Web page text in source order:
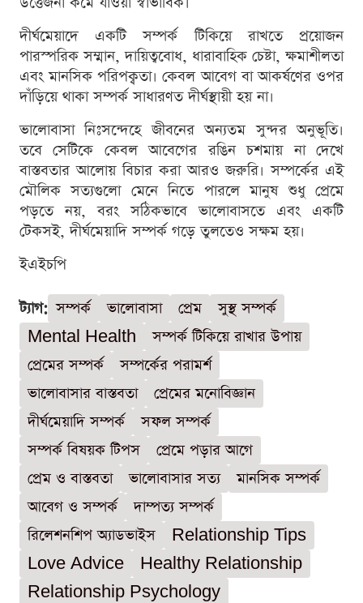
দীর্ঘমেয়াদে একটি সম্পর্ক টিকিয়ে রাখতে প্রয়োজন
পারস্পরিক সম্মান, দায়িত্ববোধ, ধারাবাহিক চেষ্টা, ক্ষমাশীলতা
এবং মানসিক পরিপক্বতা। কেবল আবেগ বা আকর্ষণের ওপর
দাঁড়িয়ে থাকা সম্পর্ক সাধারণত দীর্ঘস্থায়ী হয় না।
ভালোবাসা নিঃসন্দেহে জীবনের অন্যতম সুন্দর অনুভূতি।
তবে সেটিকে কেবল আবেগের রঙিন চশমায় না দেখে
বাস্তবতার আলোয় বিচার করা আরও জরুরি। সম্পর্কের এই
মৌলিক সত্যগুলো মেনে নিতে পারলে মানুষ শুধু প্রেমে
পড়তে নয়, বরং সঠিকভাবে ভালোবাসতে এবং একটি
টেকসই, দীর্ঘমেয়াদি সম্পর্ক গড়ে তুলতেও সক্ষম হয়।
ইএইচপি
ট্যাগ: সম্পর্ক ভালোবাসা প্রেম
সুস্থ সম্পর্ক
Mental Health
সম্পর্ক টিকিয়ে রাখার উপায়
প্রেমের সম্পর্ক
সম্পর্কের পরামর্শ
ভালোবাসার বাস্তবতা
প্রেমের মনোবিজ্ঞান
দীর্ঘমেয়াদি সম্পর্ক
সফল সম্পর্ক
সম্পর্ক বিষয়ক টিপস
প্রেমে পড়ার আগে
প্রেম ও বাস্তবতা
ভালোবাসার সত্য
মানসিক সম্পর্ক
আবেগ ও সম্পর্ক
দাম্পত্য সম্পর্ক
রিলেশনশিপ অ্যাডভাইস
Relationship Tips
Love Advice
Healthy Relationship
Relationship Psychology